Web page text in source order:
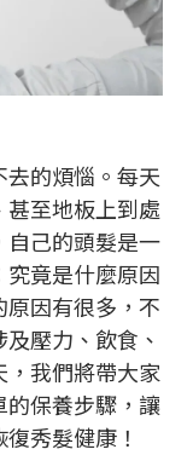
的煩惱。每天
至地板上到處
己的頭髮是一
竟是什麼原因
原因有很多，不
壓力、飲食、
我們將帶大家
保養步驟，讓
秀髮健康！